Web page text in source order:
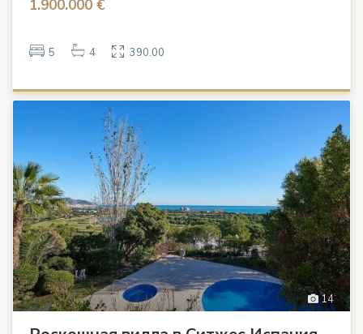
1.900.000 €
5 4 390.00
14